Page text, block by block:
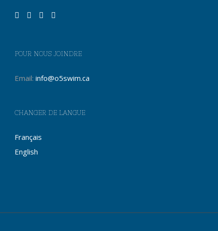
POUR NOUS JOINDRE
Email: info@o5swim.ca
CHANGER DE LANGUE
Français
English